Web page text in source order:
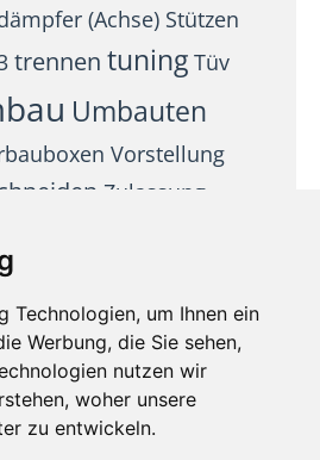
Technologien, um Ihnen ein
Werbung, die Sie sehen,
nutzen wir
woher unsere
zu entwickeln.
(Achse) Stützen
trennen tuning Tüv
Umbauten
Vorstellung
Zulassung